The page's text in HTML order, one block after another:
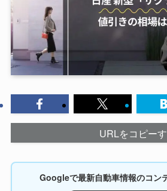
URLをコピー
Googleで最新自動車情報のコン